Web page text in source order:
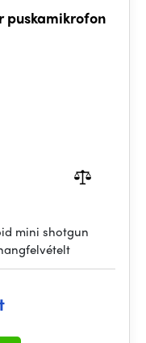
puskamikrofon
mini shotgun